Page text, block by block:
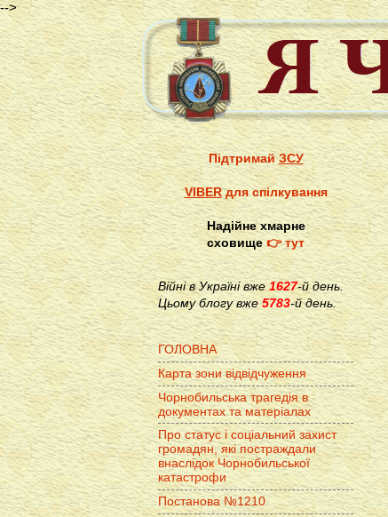
-->
ПідтримайЗСУ
VIBERдля спілкування
Надійне хмарне
сховище👉 тут
Війні в Україні вже1627-й день.
Цьому блогу вже 5783-й день.
ГОЛОВНА
Карта зони відвідчуження
Чорнобильська трагедія в
документах та матеріалах
Про статус і соціальний захист
громадян, які постраждали
внаслідок Чорнобильської
катастрофи
Постанова №1210